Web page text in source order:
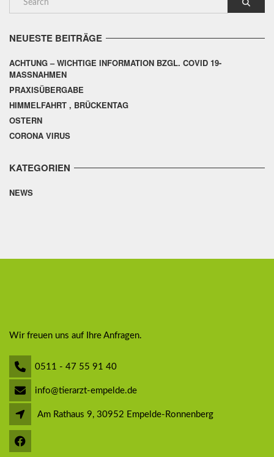
NEUESTE BEITRÄGE
ACHTUNG – WICHTIGE INFORMATION BZGL. COVID 19-
MASSNAHMEN
PRAXISÜBERGABE
HIMMELFAHRT , BRÜCKENTAG
OSTERN
CORONA VIRUS
KATEGORIEN
NEWS
Wir freuen uns auf Ihre Anfragen.
0511 - 47 55 91 40
info@tierarzt-empelde.de
Am Rathaus 9, 30952 Empelde-Ronnenberg